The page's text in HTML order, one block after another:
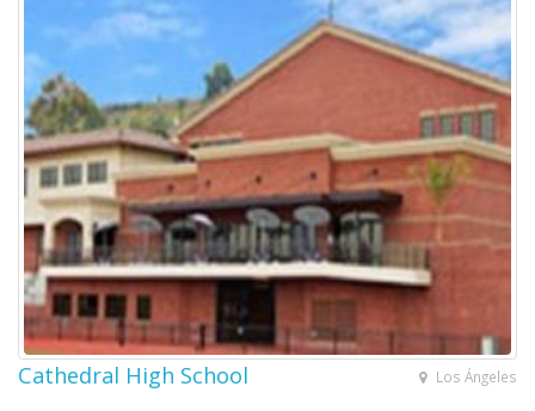
Los Ángeles
Cathedral High School